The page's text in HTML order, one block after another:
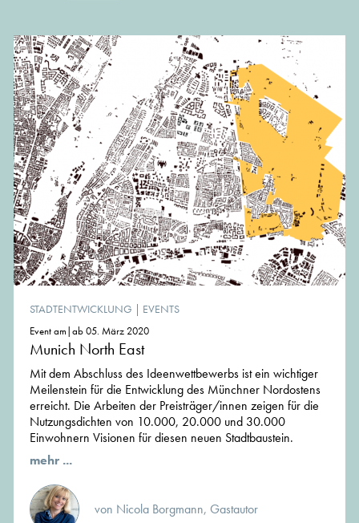
STADTENTWICKLUNG | EVENTS
Event am|ab 05. März 2020
Munich North East
Mit dem Abschluss des Ideenwettbewerbs ist ein wichtiger
Meilenstein für die Entwicklung des Münchner Nordostens
erreicht. Die Arbeiten der Preisträger/innen zeigen für die
Nutzungsdichten von 10.000, 20.000 und 30.000
Einwohnern Visionen für diesen neuen Stadtbaustein.
mehr ...
von Nicola Borgmann, Gastautor